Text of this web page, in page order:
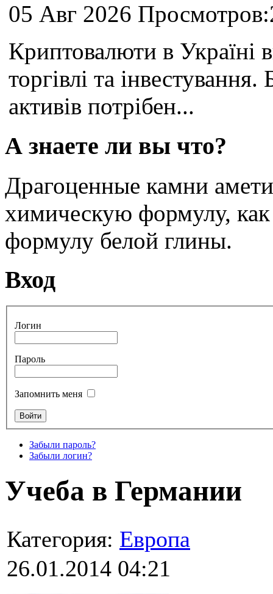
05 Авг 2026
Криптовалюти в Україні
торгівлі та
активів потрібен...
А знаете ли вы что?
Драгоценные камни
химическую формулу,
формулу белой глины.
Вход
Логин
Пароль
Запомнить меня
Забыли пароль?
Забыли логин?
Учеба в Германии
Категория: Европа
26.01.2014 04:21